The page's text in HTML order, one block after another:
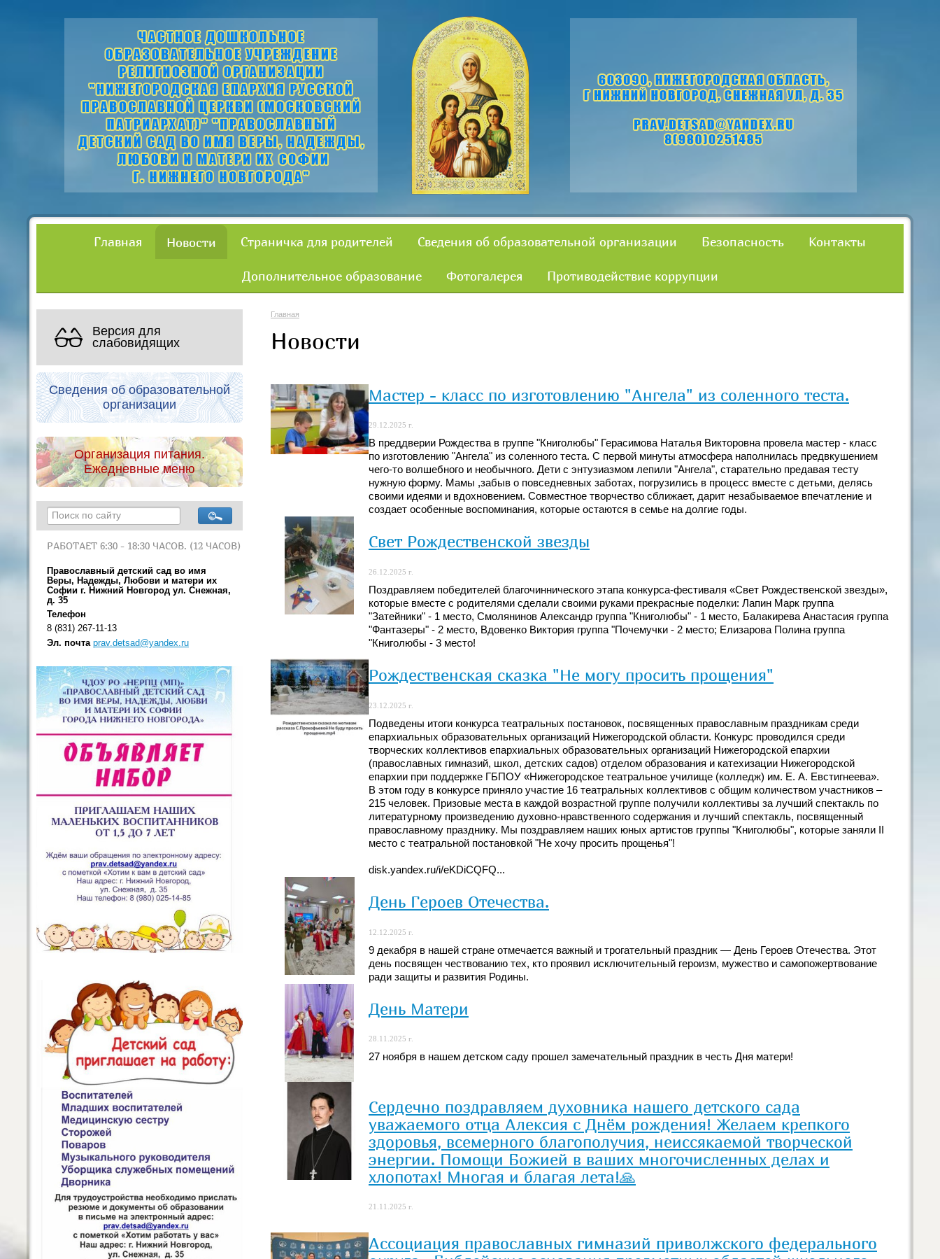
Главная Новости Страничка для родителей Сведения об образовательной организации Безопасность Контакты
Дополнительное образование Фотогалерея Противодействие коррупции
Версия для
слабовидящих
Сведения об образовательной
организации
Организация питания.
Ежедневные меню
РАБОТАЕТ 6:30 - 18:30 ЧАСОВ. (12 ЧАСОВ)
Православный детский сад во имя
Веры, Надежды, Любови и матери их
Софии г. Нижний Новгород ул. Снежная,
д. 35
Телефон
8 (831) 267-11-13
Эл. почта prav.detsad@yandex.ru
Главная
Новости
Мастер - класс по изготовлению "Ангела" из соленного теста.
29.12.2025 г.
В преддверии Рождества в группе "Книголюбы" Герасимова Наталья Викторовна провела мастер - класс
по изготовлению "Ангела" из соленного теста. С первой минуты атмосфера наполнилась предвкушением
чего-то волшебного и необычного. Дети с энтузиазмом лепили "Ангела", старательно предавая тесту
нужную форму. Мамы ,забыв о повседневных заботах, погрузились в процесс вместе с детьми, делясь
своими идеями и вдохновением. Совместное творчество сближает, дарит незабываемое впечатление и
создает особенные воспоминания, которые остаются в семье на долгие годы.
Свет Рождественской звезды
26.12.2025 г.
Поздравляем победителей благочиннического этапа конкурса-фестиваля «Свет Рождественской звезды»,
которые вместе с родителями сделали своими руками прекрасные поделки: Лапин Марк группа
"Затейники" - 1 место, Смолянинов Александр группа "Книголюбы" - 1 место, Балакирева Анастасия группа
"Фантазеры" - 2 место, Вдовенко Виктория группа "Почемучки - 2 место; Елизарова Полина группа
"Книголюбы - 3 место!
Рождественская сказка "Не могу просить прощения"
23.12.2025 г.
Подведены итоги конкурса театральных постановок, посвященных православным праздникам среди
епархиальных образовательных организаций Нижегородской области. Конкурс проводился среди
творческих коллективов епархиальных образовательных организаций Нижегородской епархии
(православных гимназий, школ, детских садов) отделом образования и катехизации Нижегородской
епархии при поддержке ГБПОУ «Нижегородское театральное училище (колледж) им. Е. А. Евстигнеева».
В этом году в конкурсе приняло участие 16 театральных коллективов с общим количеством участников –
215 человек. Призовые места в каждой возрастной группе получили коллективы за лучший спектакль по
литературному произведению духовно-нравственного содержания и лучший спектакль, посвященный
православному празднику. Мы поздравляем наших юных артистов группы "Книголюбы", которые заняли II
место с театральной постановкой "Не хочу просить прощенья"!
disk.yandex.ru/i/eKDiCQFQ...
День Героев Отечества.
12.12.2025 г.
9 декабря в нашей стране отмечается важный и трогательный праздник — День Героев Отечества. Этот
день посвящен чествованию тех, кто проявил исключительный героизм, мужество и самопожертвование
ради защиты и развития Родины.
День Матери
28.11.2025 г.
27 ноября в нашем детском саду прошел замечательный праздник в честь Дня матери!
Сердечно поздравляем духовника нашего детского сада
уважаемого отца Алексия с Днём рождения! Желаем крепкого
здоровья, всемерного благополучия, неиссякаемой творческой
энергии. Помощи Божией в ваших многочисленных делах и
хлопотах! Многая и благая лета!🙏
21.11.2025 г.
Ассоциация православных гимназий приволжского федерального